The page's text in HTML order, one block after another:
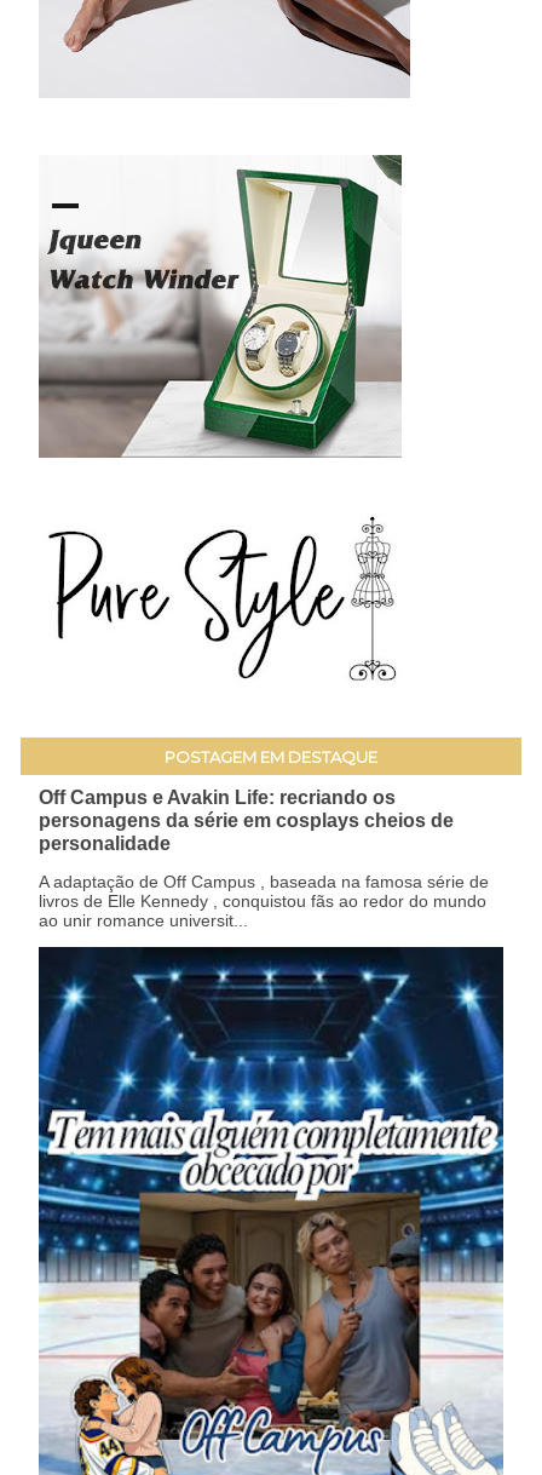
POSTAGEM EM DESTAQUE
Off Campus e Avakin Life: recriando os
personagens da série em cosplays cheios de
personalidade
A adaptação de Off Campus , baseada na famosa série de
livros de Elle Kennedy , conquistou fãs ao redor do mundo
ao unir romance universit...